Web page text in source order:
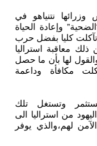
وزرائها نتنياهو في
وإعادة الحياة
تآكلت كليا بفضل حرب
معاقبة استراليا
لها بأن ما حصل
مكافأة وداعمة
وتستغل تلك
من استراليا الى
لهم،والذي يوفر